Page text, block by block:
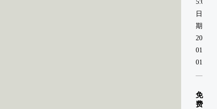
5:00
日
期：
2021-
01-
01
免
费